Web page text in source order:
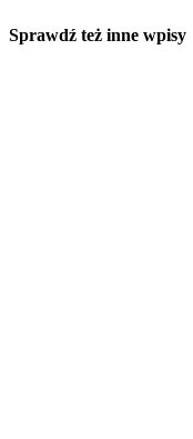
Sprawdź też inne wpisy